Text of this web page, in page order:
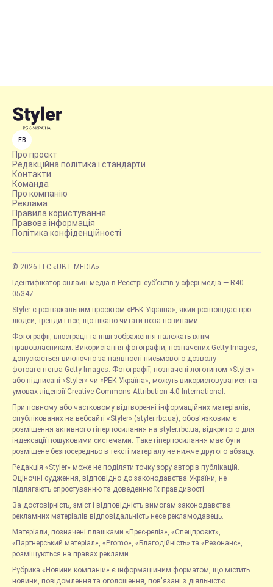
FB
Про проєкт
Редакційна політика і стандарти
Контакти
Команда
Про компанію
Реклама
Правила користування
Правова інформація
Політика конфіденційності
© 2026 LLC «UBT MEDIA»
Ідентифікатор онлайн-медіа в Реєстрі суб’єктів у сфері медіа — R40-
05347
Styler є розважальним проєктом «РБК-Україна», який розповідає про
людей, тренди і все, що цікаво читати поза новинами.
Фотографії, ілюстрації та інші зображення належать їхнім
правовласникам. Використання фотографій, позначених Getty Images,
допускається виключно за наявності письмового дозволу
фотоагентства Getty Images. Фотографії, позначені логотипом «Styler»
або підписані «Styler» чи «РБК-Україна», можуть використовуватися на
умовах ліцензії Creative Commons Attribution 4.0 International.
При повному або частковому відтворенні інформаційних матеріалів,
опублікованих на вебсайті «Styler» (styler.rbc.ua), обов'язковим є
розміщення активного гіперпосилання на styler.rbc.ua, відкритого для
індексації пошуковими системами. Таке гіперпосилання має бути
розміщене безпосередньо в тексті матеріалу не нижче другого абзацу.
Редакція «Styler» може не поділяти точку зору авторів публікацій.
Оціночні судження, відповідно до законодавства України, не
підлягають спростуванню та доведенню їх правдивості.
За достовірність, зміст і відповідність вимогам законодавства
рекламних матеріалів відповідальність несе рекламодавець.
Матеріали, позначені плашками «Прес-реліз», «Спецпроєкт»,
«Партнерський матеріал», «Promo», «Благодійність» та «Резонанс»,
розміщуються на правах реклами.
Рубрика «Новини компаній» є інформаційним форматом, що містить
новини, повідомлення та оголошення, пов'язані з діяльністю